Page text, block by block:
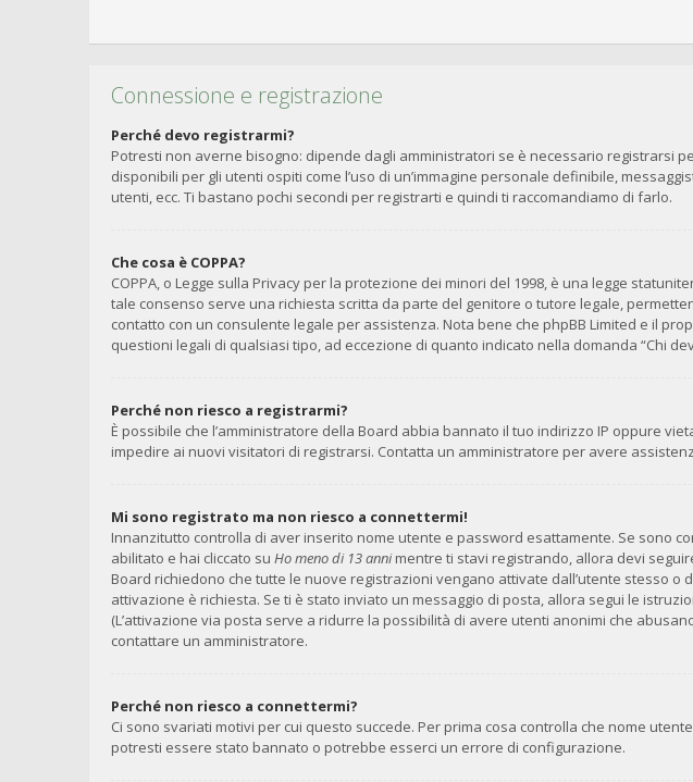
Connessione e registrazione
Perché devo registrarmi?
Potresti non averne bisogno: dipende dagli amministratori se è necessario registrarsi
disponibili per gli utenti ospiti come l’uso di un’immagine personale definibile,
utenti, ecc. Ti bastano pochi secondi per registrarti e quindi ti raccomandiamo di farlo.
Che cosa è COPPA?
COPPA, o Legge sulla Privacy per la protezione dei minori del 1998, è una legge
tale consenso serve una richiesta scritta da parte del genitore o tutore legale,
contatto con un consulente legale per assistenza. Nota bene che phpBB Limited e il
questioni legali di qualsiasi tipo, ad eccezione di quanto indicato nella domanda “Chi
Perché non riesco a registrarmi?
È possibile che l’amministratore della Board abbia bannato il tuo indirizzo IP oppure
impedire ai nuovi visitatori di registrarsi. Contatta un amministratore per avere
Mi sono registrato ma non riesco a connettermi!
Innanzitutto controlla di aver inserito nome utente e password esattamente. Se sono
abilitato e hai cliccato su Ho meno di 13 annimentre ti stavi registrando, allora devi
Board richiedono che tutte le nuove registrazioni vengano attivate dall’utente stesso
attivazione è richiesta. Se ti è stato inviato un messaggio di posta, allora segui le
(L’attivazione via posta serve a ridurre la possibilità di avere utenti anonimi che
contattare un amministratore.
Perché non riesco a connettermi?
Ci sono svariati motivi per cui questo succede. Per prima cosa controlla che nome
potresti essere stato bannato o potrebbe esserci un errore di configurazione.